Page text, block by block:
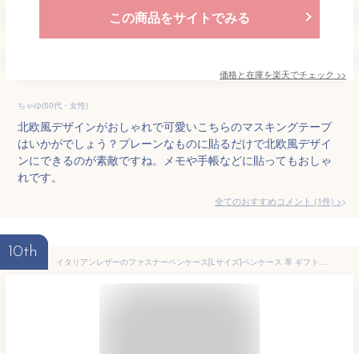
この商品をサイトでみる
価格と在庫を楽天でチェック >>
ちゃゆ(50代・女性)
北欧風デザインがおしゃれで可愛いこちらのマスキングテープ
はいかがでしょう？プレーンなものに貼るだけで北欧風デザイ
ンにできるのが素敵ですね。メモや手帳などに貼ってもおしゃ
れです。
全てのおすすめコメント (1件) >
10th
イタリアンレザーのファスナーペンケース[Lサイズ]ペンケース 革 ギフト プレゼント 筆箱 イタリア産 ヌメ革 文房具 卒業 入学 就職 敬老の日 母の日 デザイン おしゃれ ステーショナリー 海外 輸入 父の日 実用的